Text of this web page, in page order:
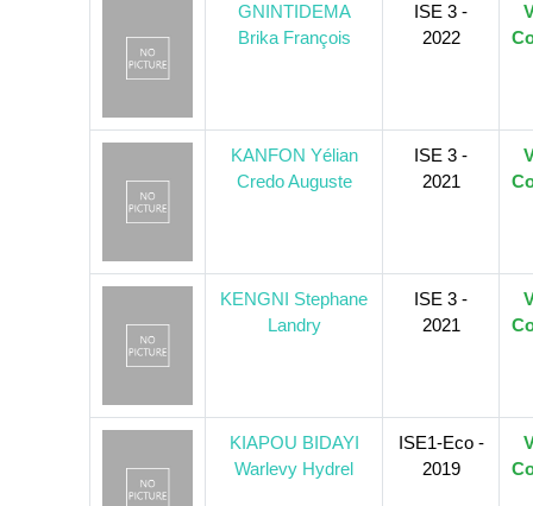
GNINTIDEMA
Brika François
ISE 3 -
2022
KANFON Yélian
Credo Auguste
ISE 3 -
2021
KENGNI Stephane
Landry
ISE 3 -
2021
KIAPOU BIDAYI
Warlevy Hydrel
ISE1-Eco -
2019